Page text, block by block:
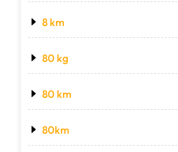
8 km
80 kg
80 km
80km